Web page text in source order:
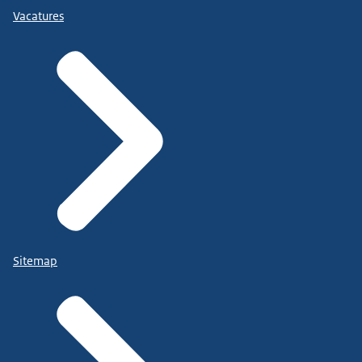
Vacatures
Sitemap